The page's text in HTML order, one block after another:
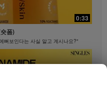
0:33
폼)
뻐보인다는 사실 알고 계시나요?"